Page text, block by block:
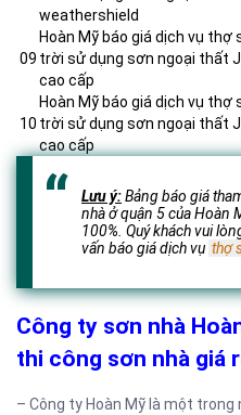
weathershield
09
Hoàn Mỹ báo giá dịch vụ thợ
trời sử dụng sơn ngoại thất
cao cấp
10
Hoàn Mỹ báo giá dịch vụ thợ
trời sử dụng sơn ngoại thất
cao cấp
Lưu ý:Bảng báo giá
nhà ở quận 5 của Hoàn
100%. Quý khách vui
vấn báo giá dịch vụ thợ
Công ty sơn nhà
thi công sơn nhà giá
– Công ty Hoàn Mỹ là một